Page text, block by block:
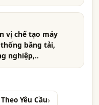
vị chế tạo máy
băng tải,
nghiệp,..
Yêu Cầu